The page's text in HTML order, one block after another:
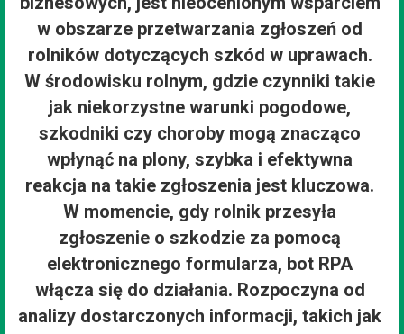
w obszarze przetwarzania zgłoszeń od
rolników dotyczących szkód w uprawach.
W środowisku rolnym, gdzie czynniki takie
jak niekorzystne warunki pogodowe,
szkodniki czy choroby mogą znacząco
wpłynąć na plony, szybka i efektywna
reakcja na takie zgłoszenia jest kluczowa.
W momencie, gdy rolnik przesyła
zgłoszenie o szkodzie za pomocą
elektronicznego formularza, bot RPA
włącza się do działania. Rozpoczyna od
analizy dostarczonych informacji, takich jak